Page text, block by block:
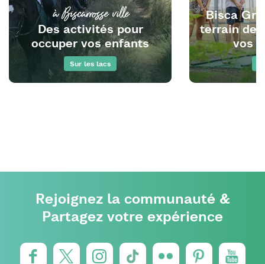
à Biscarrosse ville
Des activités pour
occuper vos enfants
Sur les lacs
Bisca
terrain de
vos
Rejoignez la communauté &
Partagez votre expérience